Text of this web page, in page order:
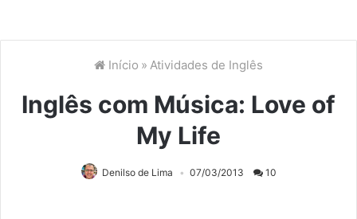
Início » Atividades de Inglês
Inglês com Música: Love of
My Life
Denilso de Lima 07/03/2013 10